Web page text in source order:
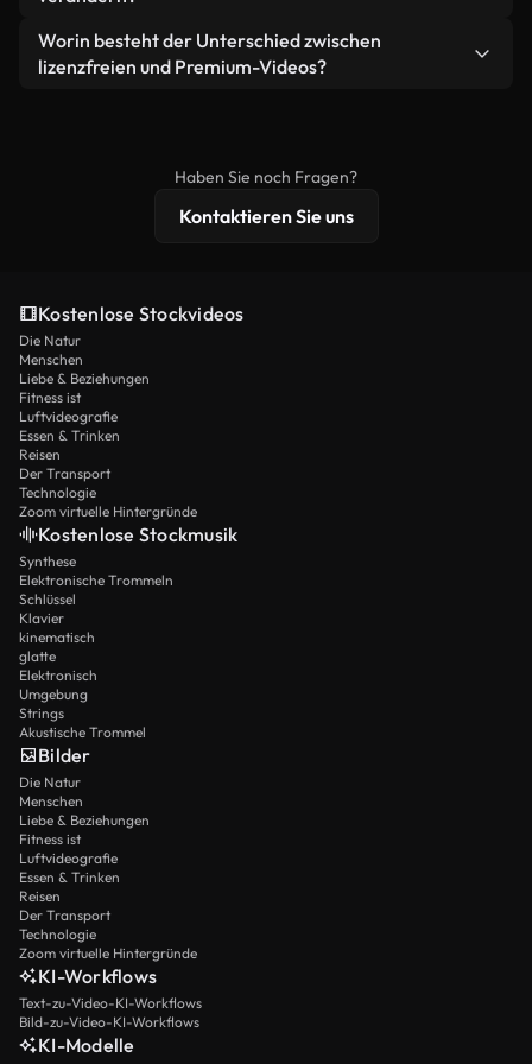
weiterverbreiten.
Videomaterial.
Ja. Sie dürfen unsere Videos gerne kürzen,
bearbeiten oder neu zusammenstellen. Achten Sie
Worin besteht der Unterschied zwischen
lizenzfreien und Premium-Videos?
erweiterten Lizenzschutz bieten.
Haben Sie noch Fragen?
Kontaktieren Sie uns
Kostenlose Stockvideos
Die Natur
Menschen
Liebe & Beziehungen
Fitness ist
Luftvideografie
Essen & Trinken
Reisen
Der Transport
Technologie
Zoom virtuelle Hintergründe
Kostenlose Stockmusik
Synthese
Elektronische Trommeln
Schlüssel
Klavier
kinematisch
glatte
Elektronisch
Umgebung
Strings
Akustische Trommel
Bilder
Die Natur
Menschen
Liebe & Beziehungen
Fitness ist
Luftvideografie
Essen & Trinken
Reisen
Der Transport
Technologie
Zoom virtuelle Hintergründe
KI-Workflows
Text-zu-Video-KI-Workflows
Bild-zu-Video-KI-Workflows
KI-Modelle